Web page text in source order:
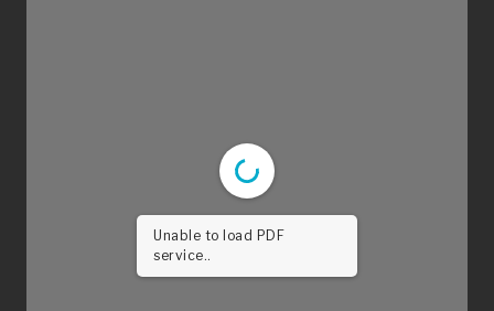
Unable to load PDF
service..